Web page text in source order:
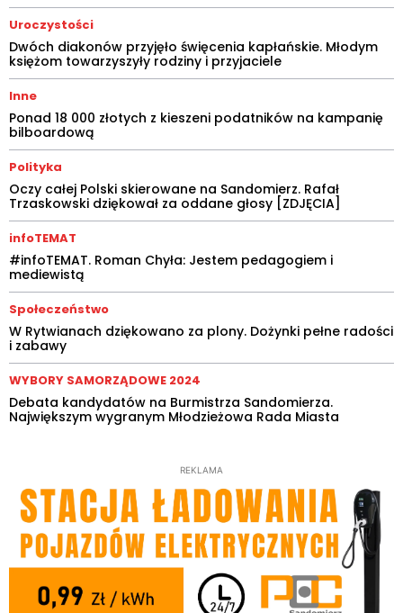
Uroczystości
Dwóch diakonów przyjęło święcenia kapłańskie. Młodym
księżom towarzyszyły rodziny i przyjaciele
Inne
Ponad 18 000 złotych z kieszeni podatników na kampanię
bilboardową
Polityka
Oczy całej Polski skierowane na Sandomierz. Rafał
Trzaskowski dziękował za oddane głosy [ZDJĘCIA]
infoTEMAT
#infoTEMAT. Roman Chyła: Jestem pedagogiem i
mediewistą
Społeczeństwo
W Rytwianach dziękowano za plony. Dożynki pełne radości
i zabawy
WYBORY SAMORZĄDOWE 2024
Debata kandydatów na Burmistrza Sandomierza.
Największym wygranym Młodzieżowa Rada Miasta
REKLAMA